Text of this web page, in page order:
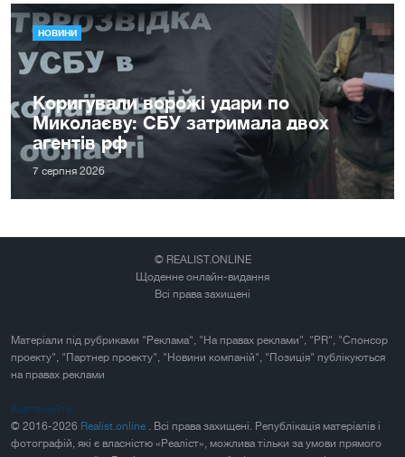
НОВИНИ
Коригували ворожі удари по
Миколаєву: СБУ затримала двох
агентів рф
7 серпня 2026
© REALIST.ONLINE
Щоденне онлайн-видання
Всі права захищені
Матеріали під рубриками "Реклама", "На правах реклами", "PR", "Спонсор
проекту", "Партнер проекту", "Новини компаній", "Позиція" публікуються
на правах реклами
Карта сайта
© 2016-2026 Realist.online . Всі права захищені. Републікація матеріалів і
фотографій, які є власністю «Реаліст», можлива тільки за умови прямого